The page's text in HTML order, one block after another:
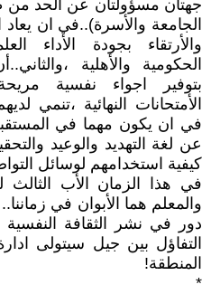
جهتان مسؤولتان عن الحد من
الجامعة والأسرة)..في ان يعاد
والأرتقاء بجودة الأداء
الحكومية والأهلية
بتوفير اجواء نفسية
الأمتحانات النهائية ،تنمي
في ان يكون مهما في
عن لغة التهديد والوعيد
كيفية استخدامهم لوسائل
في هذا الزمان الأب الثالث
والمعلم هما الأبوان في
دور في نشر الثقافة النفسية
التفاؤل بين جيل سيتولى
المنطقة!
*